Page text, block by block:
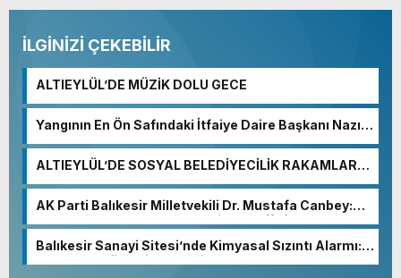
İLGİNİZİ ÇEKEBİLİR
ALTIEYLÜL’DE MÜZİK DOLU GECE
Yangının En Ön Safındaki İtfaiye Daire Başkanı Nazım
ALTIEYLÜL’DE SOSYAL BELEDİYECİLİK RAKAMLARA
AK Parti Balıkesir Milletvekili Dr. Mustafa Canbey:
“Medyanın varlığı, demokratik ve şeffaf toplumun
Balıkesir Sanayi Sitesi’nde Kimyasal Sızıntı Alarmı:
52. Sokak Güvenlik Nedeniyle Boşaltıldı